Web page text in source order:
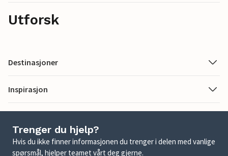
Utforsk
Destinasjoner
Inspirasjon
Trenger du hjelp?
Hvis du ikke finner informasjonen du trenger i delen med vanlige
spørsmål, hjelper teamet vårt deg gjerne.